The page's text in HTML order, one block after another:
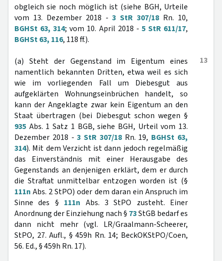
obgleich sie noch möglich ist (siehe BGH, Urteile
vom 13. Dezember 2018 -3 StR 307/18 Rn. 10,
BGHSt 63, 314; vom 10. April 2018 - 5 StR 611/17,
BGHSt 63, 116, 118 ff.).
13
(a) Steht der Gegenstand im Eigentum eines
namentlich bekannten Dritten, etwa weil es sich
wie im vorliegenden Fall um Diebesgut aus
aufgeklärten Wohnungseinbrüchen handelt, so
kann der Angeklagte zwar kein Eigentum an den
Staat übertragen (bei Diebesgut schon wegen §
935 Abs. 1 Satz 1 BGB, siehe BGH, Urteil vom 13.
Dezember 2018 -3 StR 307/18Rn. 19, BGHSt 63,
314). Mit dem Verzicht ist dann jedoch regelmäßig
das Einverständnis mit einer Herausgabe des
Gegenstands an denjenigen erklärt, dem er durch
die Straftat unmittelbar entzogen worden ist (§
111n Abs. 2 StPO) oder dem daran ein Anspruch im
Sinne des § 111n Abs. 3 StPO zusteht. Einer
Anordnung der Einziehung nach § 73StGB bedarf es
dann nicht mehr (vgl. LR/Graalmann-Scheerer,
StPO, 27. Aufl., § 459h Rn. 14; BeckOKStPO/Coen,
56. Ed., § 459h Rn. 17).